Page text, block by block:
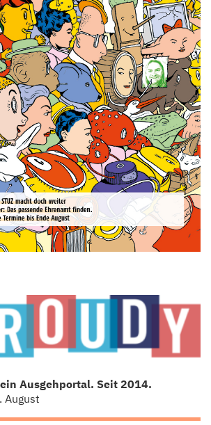
Ausgehportal. Seit 2014.
August